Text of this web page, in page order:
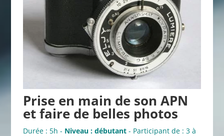
Prise en main de son APN
et faire de belles photos
Durée : 5h - Niveau : débutant - Participant de : 3 à